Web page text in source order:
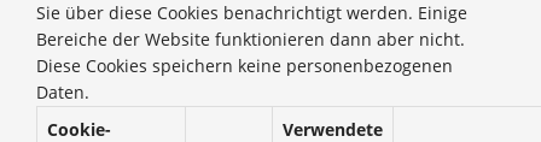
Sie über diese Cookies benachrichtigt werden. Einige
Bereiche der Website funktionieren dann aber nicht.
Diese Cookies speichern keine personenbezogenen
Daten.
Cookie-
Verwendete